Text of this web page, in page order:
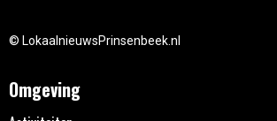
© LokaalnieuwsPrinsenbeek.nl
Omgeving